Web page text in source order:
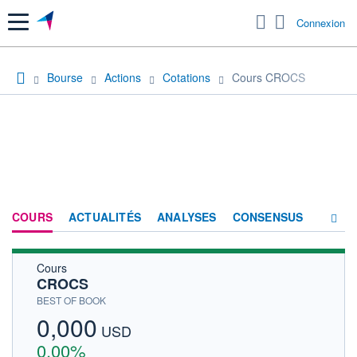
Menu Connexion
Bourse Actions Cotations Cours CROCS
COURS ACTUALITÉS ANALYSES CONSENSUS
Cours
CROCS
BEST OF BOOK
0,000 USD
0,00%